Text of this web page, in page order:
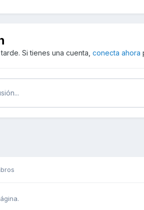
Si tienes una cuenta, conecta ahora